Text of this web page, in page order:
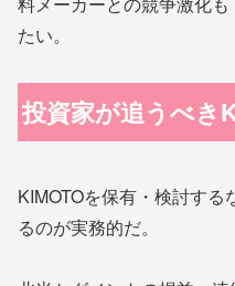
たい。
投資家が追うべき
KIMOTOを保有・検討す
るのが実務的だ。